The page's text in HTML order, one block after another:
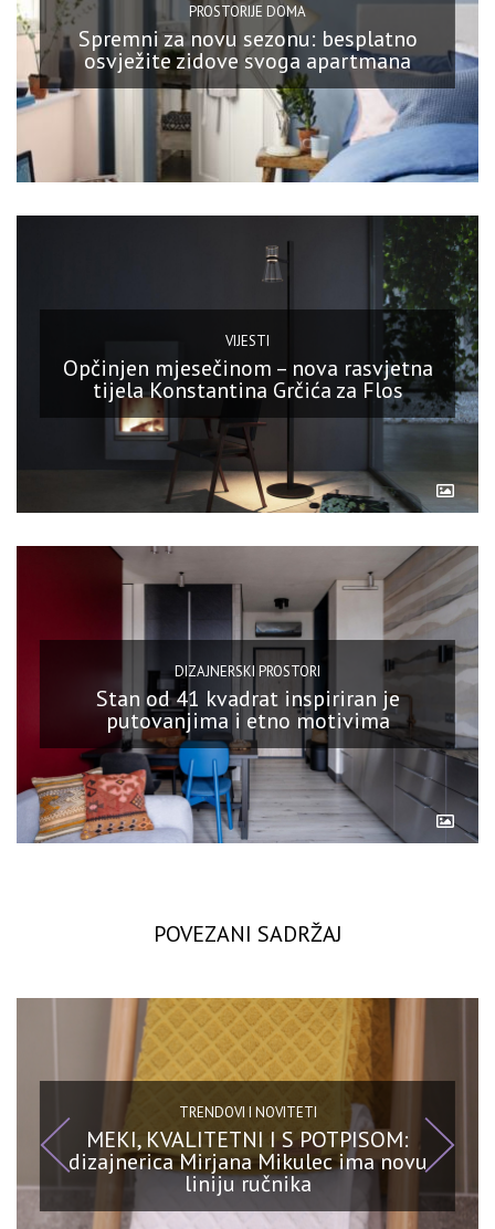
PROSTORIJE DOMA
Spremni za novu sezonu: besplatno
osvježite zidove svoga apartmana
VIJESTI
Opčinjen mjesečinom – nova rasvjetna
tijela Konstantina Grčića za Flos
DIZAJNERSKI PROSTORI
Stan od 41 kvadrat inspiriran je
putovanjima i etno motivima
POVEZANI SADRŽAJ
TRENDOVI I NOVITETI
MEKI, KVALITETNI I S POTPISOM:
dizajnerica Mirjana Mikulec ima novu
liniju ručnika